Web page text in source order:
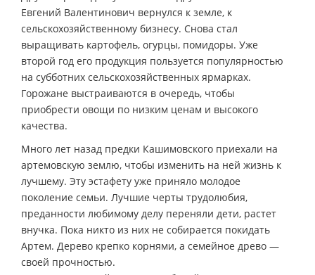
Евгений Валентинович вернулся к земле, к
сельскохозяйственному бизнесу. Снова стал
выращивать картофель, огурцы, помидоры. Уже
второй год его продукция пользуется популярностью
на субботних сельскохозяйственных ярмарках.
Горожане выстраиваются в очередь, чтобы
приобрести овощи по низким ценам и высокого
качества.
Много лет назад предки Кашимовского приехали на
артемовскую землю, чтобы изменить на ней жизнь к
лучшему. Эту эстафету уже приняло молодое
поколение семьи. Лучшие черты трудолюбия,
преданности любимому делу переняли дети, растет
внучка. Пока никто из них не собирается покидать
Артем. Дерево крепко корнями, а семейное древо —
своей прочностью.